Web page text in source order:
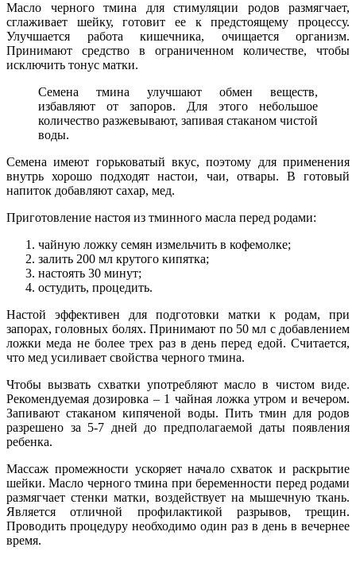
Масло черного тмина для стимуляции родов размягчает,
сглаживает шейку, готовит ее к предстоящему процессу.
Улучшается работа кишечника, очищается организм.
Принимают средство в ограниченном количестве, чтобы
исключить тонус матки.
Семена тмина улучшают обмен веществ,
избавляют от запоров. Для этого небольшое
количество разжевывают, запивая стаканом чистой
воды.
Семена имеют горьковатый вкус, поэтому для применения
внутрь хорошо подходят настои, чаи, отвары. В готовый
напиток добавляют сахар, мед.
Приготовление настоя из тминного масла перед родами:
чайную ложку семян измельчить в кофемолке;
залить 200 мл крутого кипятка;
настоять 30 минут;
остудить, процедить.
Настой эффективен для подготовки матки к родам, при
запорах, головных болях. Принимают по 50 мл с добавлением
ложки меда не более трех раз в день перед едой. Считается,
что мед усиливает свойства черного тмина.
Чтобы вызвать схватки употребляют масло в чистом виде.
Рекомендуемая дозировка – 1 чайная ложка утром и вечером.
Запивают стаканом кипяченой воды. Пить тмин для родов
разрешено за 5-7 дней до предполагаемой даты появления
ребенка.
Массаж промежности ускоряет начало схваток и раскрытие
шейки. Масло черного тмина при беременности перед родами
размягчает стенки матки, воздействует на мышечную ткань.
Является отличной профилактикой разрывов, трещин.
Проводить процедуру необходимо один раз в день в вечернее
время.